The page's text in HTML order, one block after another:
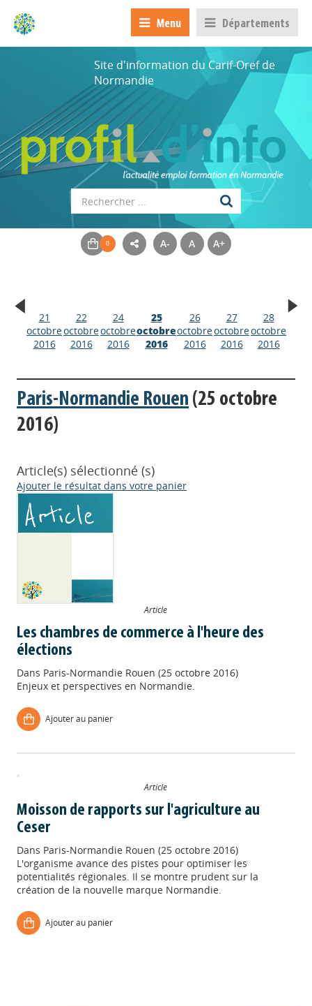
Menu Départements
Site d'information du Carif-Oref de
Normandie
A- A A+
21
octobre
2016
22
octobre
2016
24
octobre
2016
25
octobre
2016
26
octobre
2016
27
octobre
2016
28
octobre
2016
Paris-Normandie Rouen (25 octobre
2016)
Article(s) sélectionné (s)
Ajouter le résultat dans votre panier
Article
Les chambres de commerce à l'heure des
élections
Dans Paris-Normandie Rouen (25 octobre 2016)
Enjeux et perspectives en Normandie.
Ajouter au panier
Article
Moisson de rapports sur l'agriculture au
Ceser
Dans Paris-Normandie Rouen (25 octobre 2016)
L'organisme avance des pistes pour optimiser les
potentialités régionales. Il se montre prudent sur la
création de la nouvelle marque Normandie.
Ajouter au panier
Appels à projets